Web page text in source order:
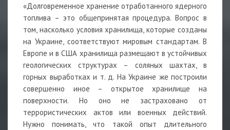
«Долговременное хранение отработанного ядерного
топлива – это общепринятая процедура. Вопрос в
том, насколько условия хранилища, которые созданы
на Украине, соответствуют мировым стандартам. В
Европе и в США хранилища размещают в устойчивых
геологических структурах – соляных шахтах, в
горных выработках и т. д. На Украине же построили
совершенно иное – открытое хранилище на
поверхности. Но оно не застраховано от
террористических актов или военных действий.
Нужно понимать, что такой опыт длительного